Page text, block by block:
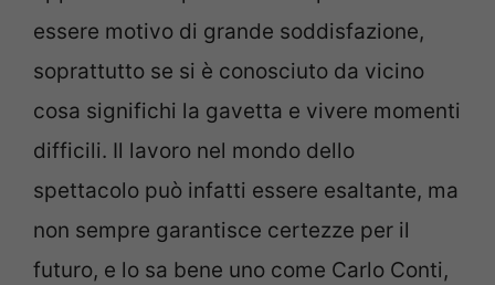
essere motivo di grande soddisfazione,
soprattutto se si è conosciuto da vicino
cosa significhi la gavetta e vivere momenti
difficili. Il lavoro nel mondo dello
spettacolo può infatti essere esaltante, ma
non sempre garantisce certezze per il
futuro, e lo sa bene uno come Carlo Conti,